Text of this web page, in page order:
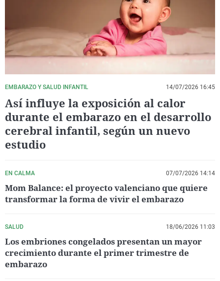
La rosa de los vientos
Gente viajera
Como el perro y el
Caso
Retornados
Equipo de
Operación Viuda
Extremadura
Galicia
La Rioja
Navarra
País Vasco
Virales
Televisión
Elecciones
EMBARAZO Y SALUD INFANTIL 14/07/2026 16:45
Así influye la exposición al calor
durante el embarazo en el desarrollo
cerebral infantil, según un nuevo
estudio
EN CALMA 07/07/2026 14:14
Mom Balance: el proyecto valenciano que quiere
transformar la forma de vivir el embarazo
SALUD 18/06/2026 11:03
Los embriones congelados presentan un mayor
crecimiento durante el primer trimestre de
embarazo